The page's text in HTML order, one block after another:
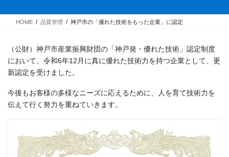
HOME 品質管理 神戸市の「優れた技術をもった企業」に認定
（公財）神戸市産業振興財団の「神戸発・優れた技術」認定制度
において、令和6年12月に真に優れた技術力を持つ企業として、更
新認定を受けました。
今後もお客様の多様なニーズに応えるために、人を育て技術力を
伝えて行く努力を重ねていきます。